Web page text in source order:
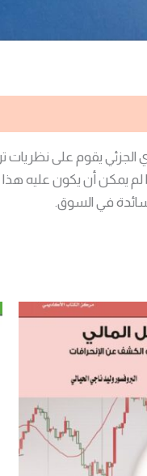
الجزئي يقوم على
لم يمكن أن يكون عليه
في السوق.